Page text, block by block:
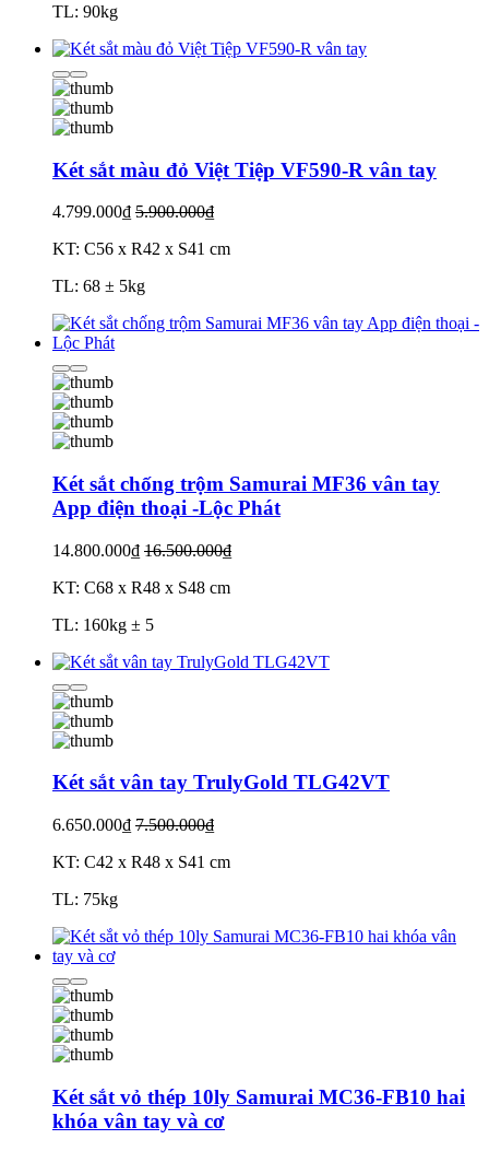
TL: 90kg
Két sắt màu đỏ Việt Tiệp VF590-R vân tay
4.799.000₫ 5.900.000₫
KT: C56 x R42 x S41 cm
TL: 68 ± 5kg
Két sắt chống trộm Samurai MF36 vân tay
App điện thoại -Lộc Phát
14.800.000₫ 16.500.000₫
KT: C68 x R48 x S48 cm
TL: 160kg ± 5
Két sắt vân tay TrulyGold TLG42VT
6.650.000₫ 7.500.000₫
KT: C42 x R48 x S41 cm
TL: 75kg
Két sắt vỏ thép 10ly Samurai MC36-FB10 hai
khóa vân tay và cơ